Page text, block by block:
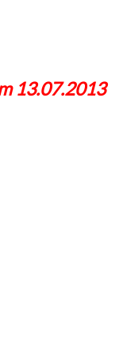
13.07.2013